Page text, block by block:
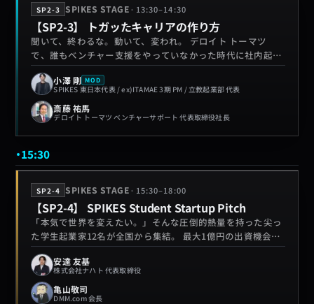
SP2-3 SPIKES STAGE· 13:30–14:30
【SP2-3】 トガッたキャリアの作り方
聞いて、終わるな。動いて、変われ。 デロイト トーマツ
で、誰もベンチャー支援をやっていなかった時代に社内起
業、そこから15年間ベンチャーエコシステムを作ってきた
DTVS代表取締役社長・斎藤祐馬氏が登壇。キャリアを""語
る人""ではなく、自分で""作ってきた人""として語ります。
このセッションの核心は、聞くだけでは終わらないこと。参
加者全員がキャリアワークシートに自分の言葉を書き、希望
者は壇上で斎藤氏と公開壁打ちを実施。インプットとアウト
プットを繰り返し、「今日書いたことを、明日の一歩に変え
る」体験を届けます。 「自分らしく生きたい」という気持ち
はある。でも、どう動けばいいかわからない—トガったキャ
リアを作りたい人に向けた60分。
小澤 剛 MOD
SPIKES 東日本代表 / ex)ITAMAE 3期 PM / 立教起業部 代表
斎藤 祐馬
デロイト トーマツ ベンチャーサポート 代表取締役社長
15:30
SP2-4 SPIKES STAGE· 15:30–18:00
【SP2-4】 SPIKES Student Startup Pitch
「本気で世界を変えたい。」そんな圧倒的熱量を持った尖っ
た学生起業家12名が全国から集結。 最大1億円の出資機会を
掴み取るのは誰なのか。称賛で終わる「学生枠」の発表会で
はなく、投資家・起業家・市場の前で本気の事業として評価
される場で、次世代を担う彼らの熱いピッチを体感せよ！
安達 友基
株式会社ナハト 代表取締役
亀山敬司
DMM.com 会長